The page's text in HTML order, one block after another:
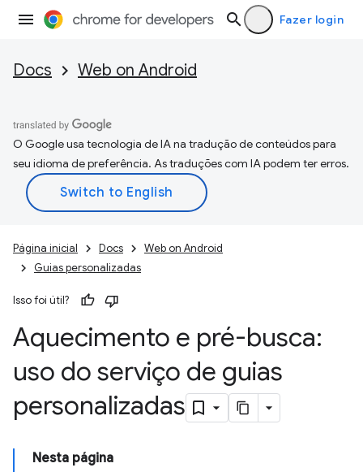
Fazer login
Docs Web on Android
O Google usa tecnologia de IA na tradução de conteúdos para
seu idioma de preferência. As traduções com IA podem ter erros.
Página inicial Docs
Web on Android
Guias personalizadas
Isso foi útil?
Aquecimento e pré-busca:
uso do serviço de guias
personalizadas
Nesta página